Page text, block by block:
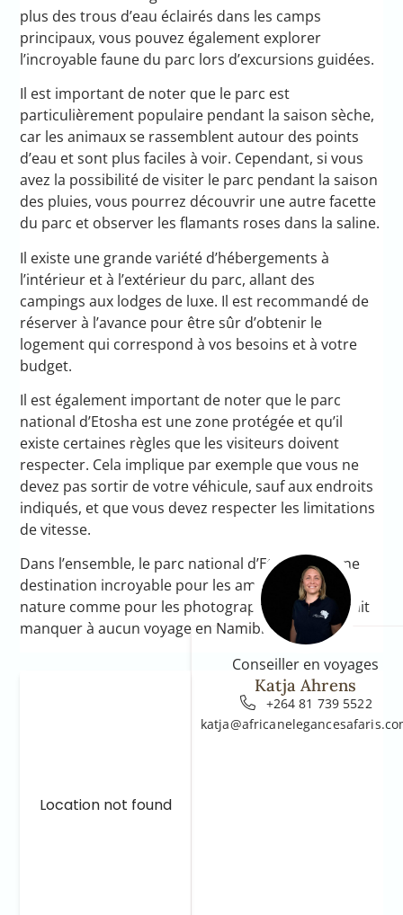
plus des trous d’eau éclairés dans les camps
principaux, vous pouvez également explorer
l’incroyable faune du parc lors d’excursions guidées.
Il est important de noter que le parc est
particulièrement populaire pendant la saison sèche,
car les animaux se rassemblent autour des points
d’eau et sont plus faciles à voir. Cependant, si vous
avez la possibilité de visiter le parc pendant la saison
des pluies, vous pourrez découvrir une autre facette
du parc et observer les flamants roses dans la saline.
Il existe une grande variété d’hébergements à
l’intérieur et à l’extérieur du parc, allant des
campings aux lodges de luxe. Il est recommandé de
réserver à l’avance pour être sûr d’obtenir le
logement qui correspond à vos besoins et à votre
budget.
Il est également important de noter que le parc
national d’Etosha est une zone protégée et qu’il
existe certaines règles que les visiteurs doivent
respecter. Cela implique par exemple que vous ne
devez pas sortir de votre véhicule, sauf aux endroits
indiqués, et que vous devez respecter les limitations
de vitesse.
Dans l’ensemble, le parc national d’Etosha est une
destination incroyable pour les amoureux de la
nature comme pour les photographes et ne devrait
manquer à aucun voyage en Namibie.
Conseiller en voyages
Katja Ahrens
+264 81 739 5522
Location not found